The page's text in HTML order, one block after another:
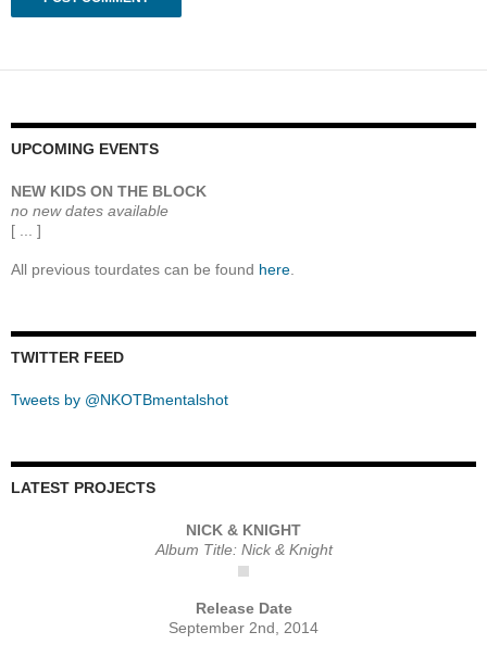
UPCOMING EVENTS
NEW KIDS ON THE BLOCK
no new dates available
[ ... ]
All previous tourdates can be found here.
TWITTER FEED
Tweets by @NKOTBmentalshot
LATEST PROJECTS
NICK & KNIGHT
Album Title: Nick & Knight
Release Date
September 2nd, 2014